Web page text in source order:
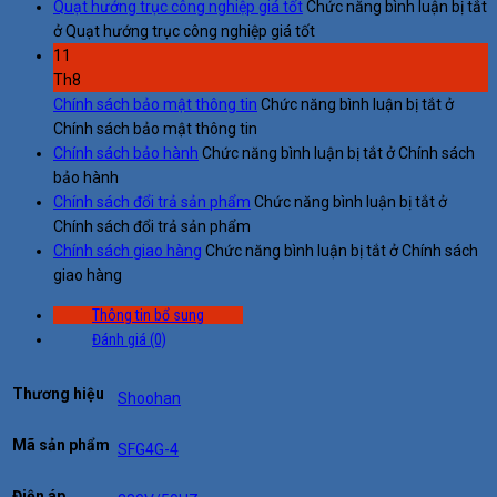
Quạt hướng trục công nghiệp giá tốtChức năng bình luận bị tắt
ở Quạt hướng trục công nghiệp giá tốt
11
Th8
Chính sách bảo mật thông tin Chức năng bình luận bị tắtở
Chính sách bảo mật thông tin
Chính sách bảo hành Chức năng bình luận bị tắtở Chính sách
bảo hành
Chính sách đổi trả sản phẩm Chức năng bình luận bị tắtở
Chính sách đổi trả sản phẩm
Chính sách giao hàng Chức năng bình luận bị tắtở Chính sách
giao hàng
Thông tin bổ sung
Đánh giá (0)
Thương hiệu Shoohan
Mã sản phẩm SFG4G-4